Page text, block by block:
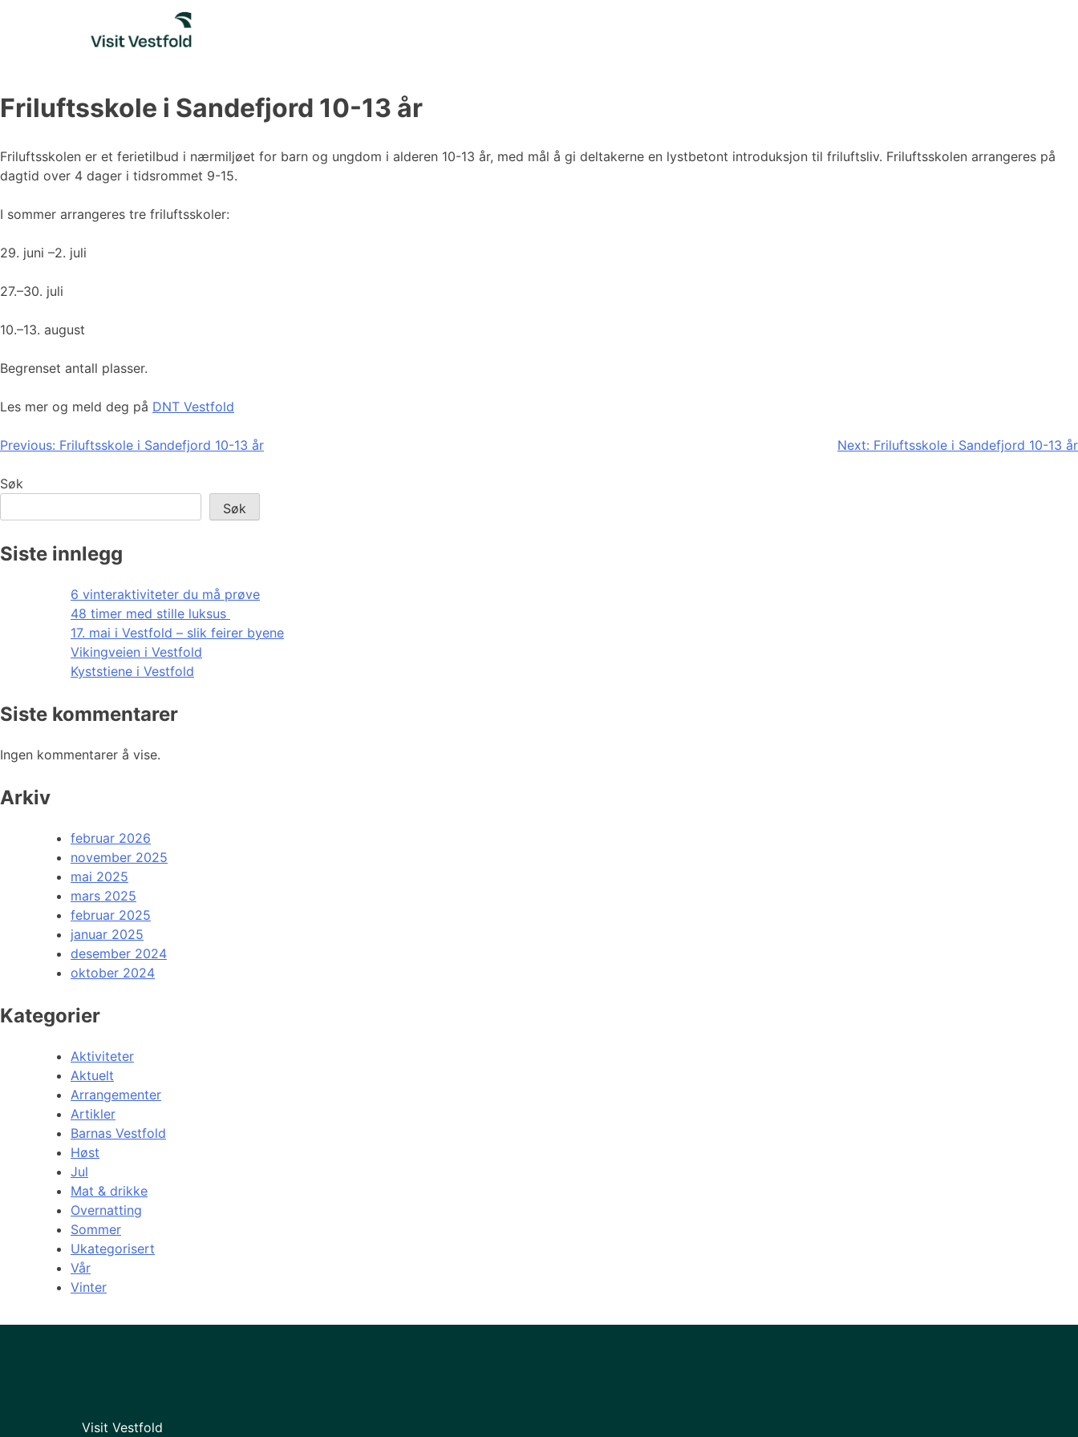
Friluftsskole i Sandefjord 10-13 år
Friluftsskolen er et ferietilbud i nærmiljøet for barn og ungdom i alderen 10-13 år, med mål å gi deltakerne en lystbetont introduksjon til friluftsliv. Friluftsskolen arrangeres på
dagtid over 4 dager i tidsrommet 9-15.
I sommer arrangeres tre friluftsskoler:
29. juni –2. juli
27.–30. juli
10.–13. august
Begrenset antall plasser.
Les mer og meld deg på DNT Vestfold
Innleggsnavigasjon
Previous: Friluftsskole i Sandefjord 10-13 år Next: Friluftsskole i Sandefjord 10-13 år
Søk
Søk
Siste innlegg
6 vinteraktiviteter du må prøve
48 timer med stille luksus
17. mai i Vestfold – slik feirer byene
Vikingveien i Vestfold
Kyststiene i Vestfold
Siste kommentarer
Ingen kommentarer å vise.
Arkiv
februar 2026
november 2025
mai 2025
mars 2025
februar 2025
januar 2025
desember 2024
oktober 2024
Kategorier
Aktiviteter
Aktuelt
Arrangementer
Artikler
Barnas Vestfold
Høst
Jul
Mat & drikke
Overnatting
Sommer
Ukategorisert
Vår
Vinter
Visit Vestfold